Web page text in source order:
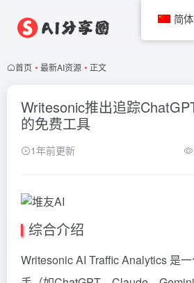
首页 • 最新AI资源 • 正文
Writesonic推出追踪
的免费工具
1年前更新
综合介绍
Writesonic AI Traffic Analytics 是
简